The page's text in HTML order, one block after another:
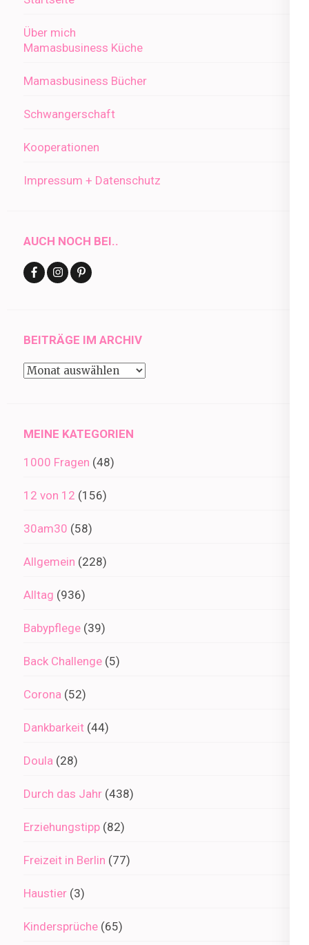
Über mich
Mamasbusiness Küche
Mamasbusiness Bücher
Schwangerschaft
Kooperationen
Impressum + Datenschutz
AUCH NOCH BEI..
BEITRÄGE IM ARCHIV
Beiträge
MEINE KATEGORIEN
1000 Fragen (48)
12 von 12 (156)
30am30 (58)
Allgemein (228)
Alltag (936)
Babypflege (39)
Back Challenge (5)
Corona (52)
Dankbarkeit (44)
Doula (28)
Durch das Jahr (438)
Erziehungstipp (82)
Freizeit in Berlin (77)
Haustier (3)
Kindersprüche (65)